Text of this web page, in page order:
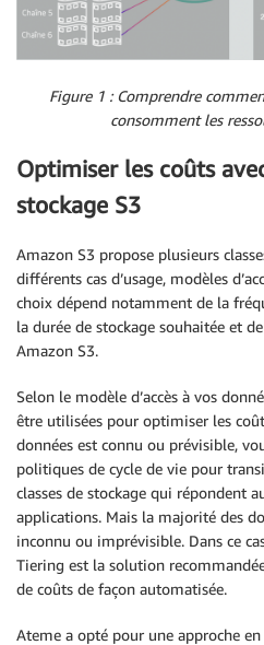
Figure 1 : Comprendre
consomment les
Optimiser les coûts
stockage S3
Amazon S3 propose plusieurs
différents cas d’usage, modèles
choix dépend notamment de la
la durée de stockage souhaitée et
Amazon S3.
Selon le modèle d’accès à vos
être utilisées pour optimiser les
données est connu ou prévisible,
politiques de cycle de vie pour
classes de stockage qui répondent
applications. Mais la majorité des
inconnu ou imprévisible. Dans ce
Tiering est la solution
de coûts de façon automatisée.
Ateme a opté pour une approche